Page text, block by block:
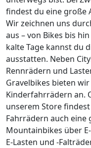
findest du eine große
Wir zeichnen uns
aus – von Bikes bis
kalte Tage kannst du
ausstatten. Neben
Rennrädern und
Gravelbikes bieten
Kinderfahrrädern an.
unserem Store
Fahrrädern auch eine
Mountainbikes über
E-Lasten und -